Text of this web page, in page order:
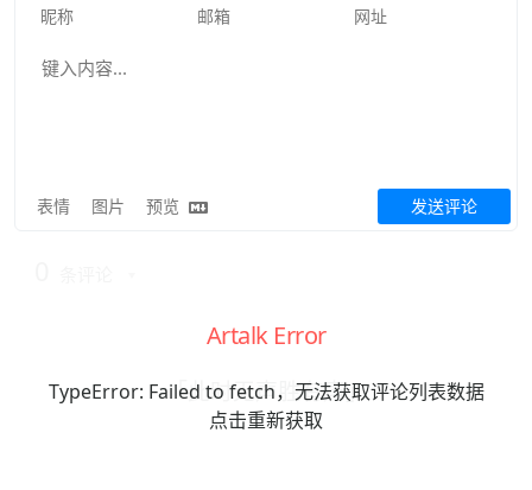
表情 图片 预览 发送评论
「此时无声胜有声」
Artalk Error
TypeError: Failed to fetch，无法获取评论列表数据
点击重新获取